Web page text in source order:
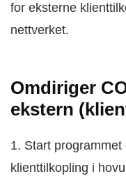
for eksterne
nettverket.
Omdiriger
ekstern
1. Start
klienttilkopling i